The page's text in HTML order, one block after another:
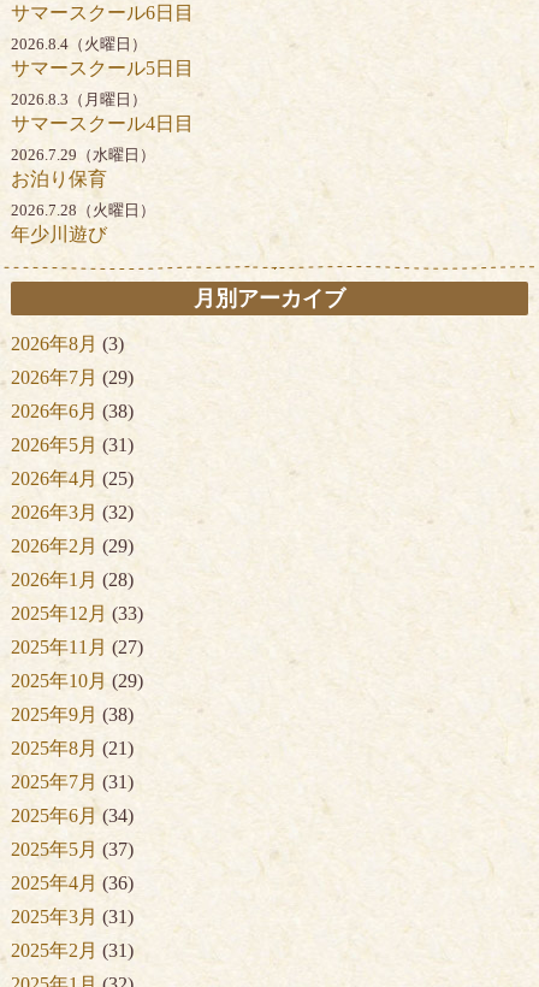
サマースクール6日目
2026.8.4（火曜日）
サマースクール5日目
2026.8.3（月曜日）
サマースクール4日目
2026.7.29（水曜日）
お泊り保育
2026.7.28（火曜日）
年少川遊び
月別アーカイブ
2026年8月 (3)
2026年7月 (29)
2026年6月 (38)
2026年5月 (31)
2026年4月 (25)
2026年3月 (32)
2026年2月 (29)
2026年1月 (28)
2025年12月 (33)
2025年11月 (27)
2025年10月 (29)
2025年9月 (38)
2025年8月 (21)
2025年7月 (31)
2025年6月(34)
2025年5月 (37)
2025年4月 (36)
2025年3月 (31)
2025年2月 (31)